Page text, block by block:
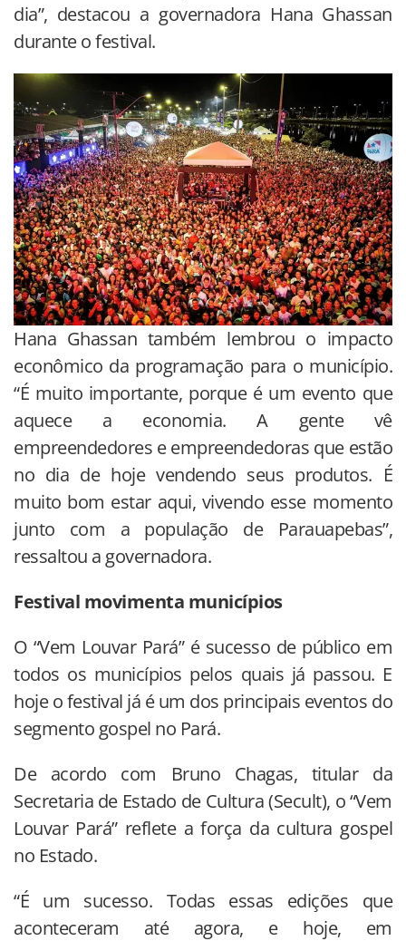
dia”, destacou a governadora Hana Ghassan
durante o festival.
Hana Ghassan também lembrou o impacto
econômico da programação para o município.
“É muito importante, porque é um evento que
aquece a economia. A gente vê
empreendedores e empreendedoras que estão
no dia de hoje vendendo seus produtos. É
muito bom estar aqui, vivendo esse momento
junto com a população de Parauapebas”,
ressaltou a governadora.
Festival movimenta municípios
O “Vem Louvar Pará” é sucesso de público em
todos os municípios pelos quais já passou. E
hoje o festival já é um dos principais eventos do
segmento gospel no Pará.
De acordo com Bruno Chagas, titular da
Secretaria de Estado de Cultura (Secult), o “Vem
Louvar Pará” reflete a força da cultura gospel
no Estado.
“É um sucesso. Todas essas edições que
aconteceram até agora, e hoje, em